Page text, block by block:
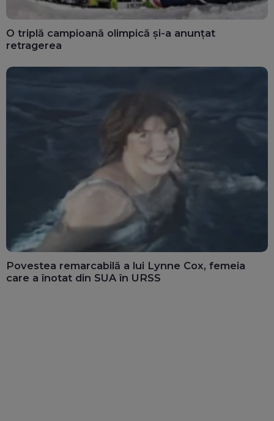
O triplă campioană olimpică și-a anunțat
retragerea
Povestea remarcabilă a lui Lynne Cox, femeia
care a înotat din SUA în URSS